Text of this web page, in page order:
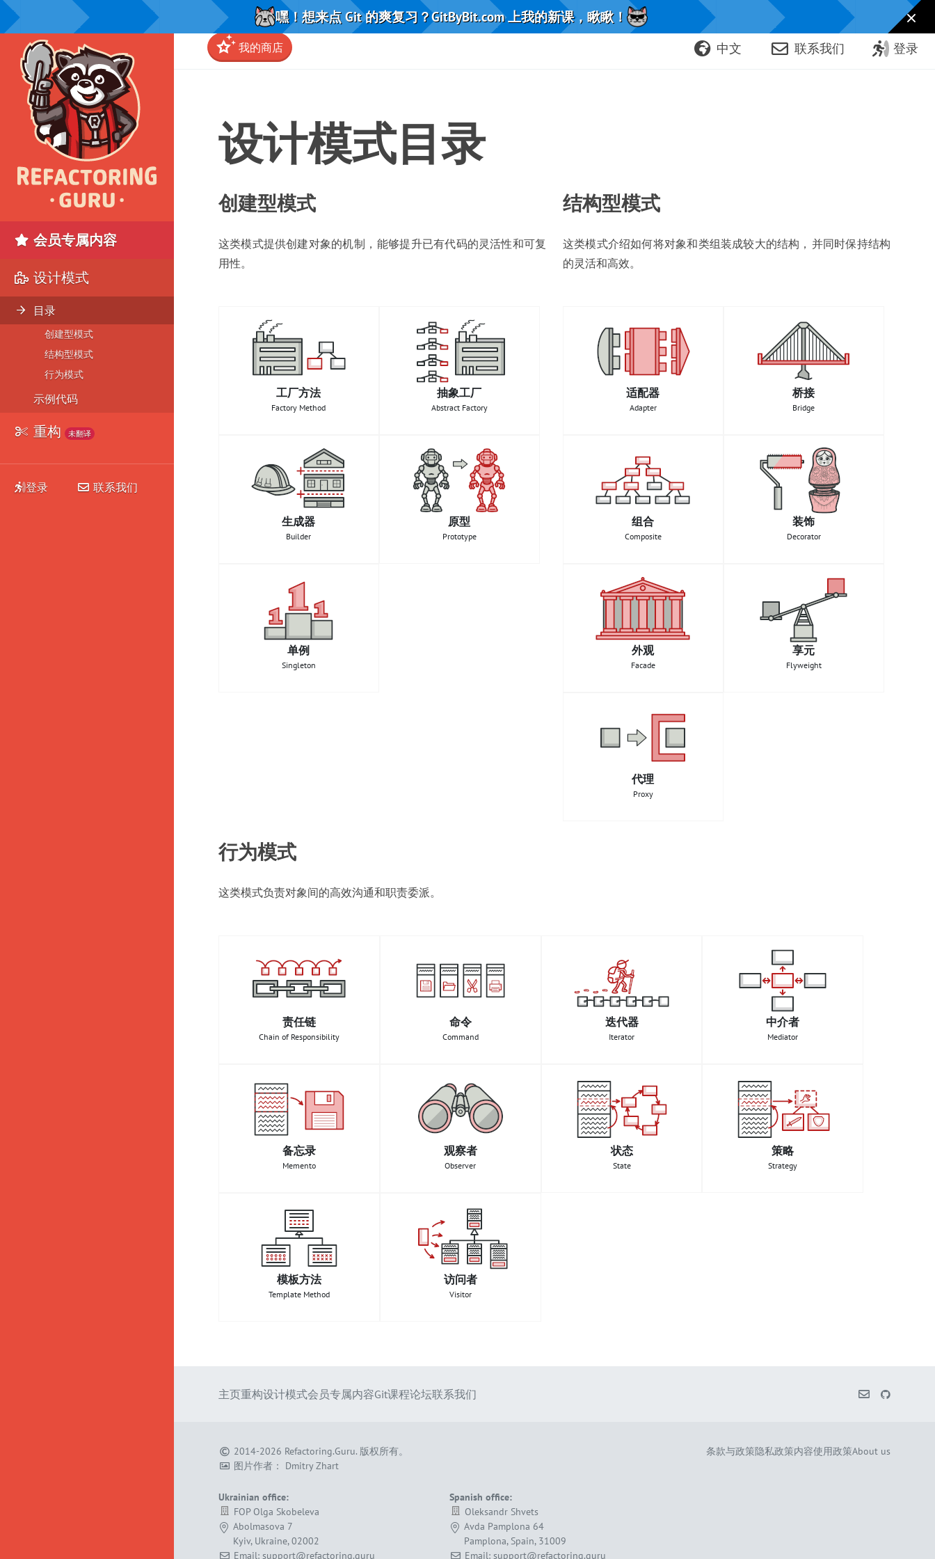
嘿！想来点 Git 的爽复习？GitByBit.com 上我的新课，瞅瞅！
设计模式目录
创建型模式
这类模式提供创建对象的机制
能够提升已有代码的灵活性和可复
用性。
工厂方法
Factory Method
抽象工厂
Abstract Factory
生成器
Builder
原型
Prototype
单例
Singleton
结构型模式
这类模式介绍如何将对象和类组装成较大的结构 ， 并同时保持结构
的灵活和高效。
适配器
Adapter
桥接
Bridge
组合
Composite
装饰
Decorator
外观
Facade
享元
Flyweight
代理
Proxy
行为模式
这类模式负责对象间的高效沟通和职责委派。
责任链
Chain of Responsibility
命令
Command
迭代器
Iterator
中介者
Mediator
备忘录
Memento
观察者
Observer
状态
State
策略
Strategy
模板方法
Template Method
访问者
Visitor
会员专属内容
设计模式
目录
创建型模式
结构型模式
行为模式
示例代码
重构 未翻译
登录 联系我们
我的商店 中文 联系我们 登录
主页重构设计模式会员专属内容Git课程论坛联系我们
2014-2026 Refactoring.Guru. 版权所有。
图片作者： Dmitry Zhart
条款与政策隐私政策内容使用政策About us
Ukrainian office:
FOP Olga Skobeleva
Abolmasova 7
Kyiv, Ukraine, 02002
Email: support@refactoring.guru
Spanish office:
Oleksandr Shvets
Avda Pamplona 64
Pamplona, Spain, 31009
Email: support@refactoring.guru